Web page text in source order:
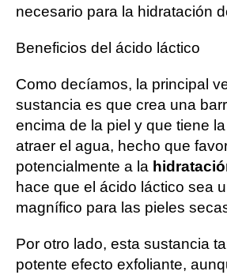
necesario para la hidratación
Beneficios del ácido láctico
Como decíamos, la principal
sustancia es que crea una
encima de la piel y que tiene
atraer el agua, hecho que
potencialmente a la
hace que el ácido láctico sea
magnífico para las pieles
Por otro lado, esta sustancia
potente efecto exfoliante,